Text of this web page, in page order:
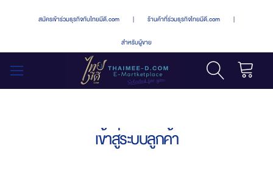
สมัครเข้าร่วมธุรกิจกับไทยมีดี.com | ร้านค้าที่ร่วมธุรกิจไทยมีดี.com |
สำหรับผู้ขาย
เข้าสู่ระบบลูกค้า